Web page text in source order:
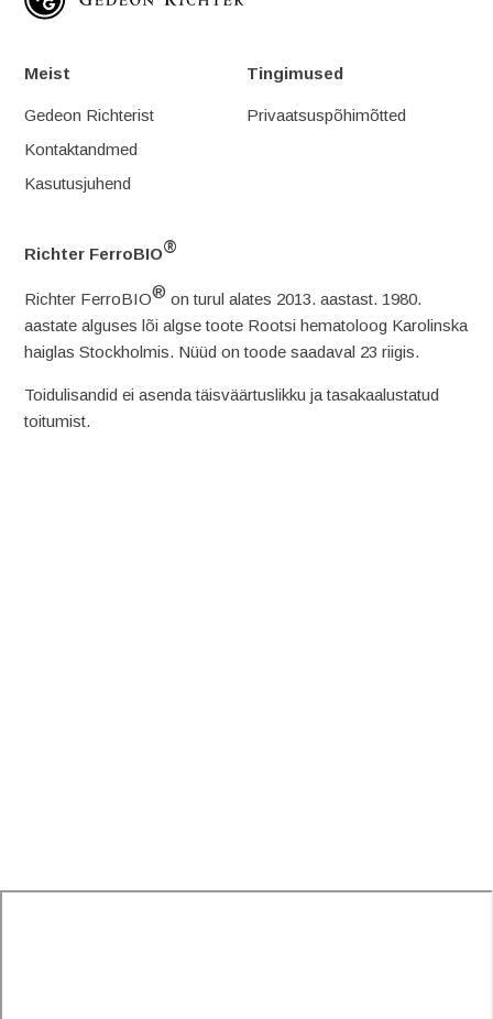
Meist
Gedeon Richterist
Kontaktandmed
Kasutusjuhend
Tingimused
Privaatsuspõhimõtted
Richter FerroBIO®
Richter FerroBIO® on turul alates 2013. aastast. 1980.
aastate alguses lõi algse toote Rootsi hematoloog Karolinska
haiglas Stockholmis. Nüüd on toode saadaval 23 riigis.
Toidulisandid ei asenda täisväärtuslikku ja tasakaalustatud
toitumist.